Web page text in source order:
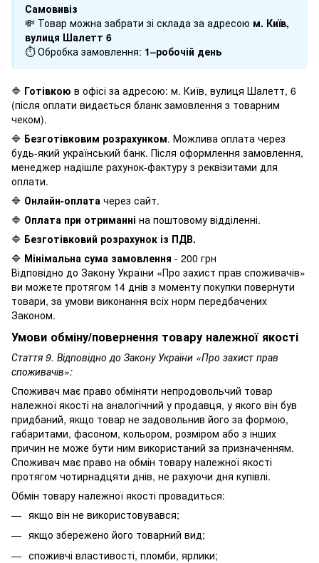
Самовивіз
💸 Товар можна забрати зі склада за адресою м. Київ,
вулиця Шалетт 6
⏱ Обробка замовлення: 1–робочій день
🔷 Готівкою в офісі за адресою: м. Київ, вулиця Шалетт, 6
(після оплати видається бланк замовлення з товарним
чеком).
🔷 Безготівковим розрахунком. Можлива оплата через
будь-який український банк. Після оформлення замовлення,
менеджер надішле рахунок-фактуру з реквізитами для
оплати.
🔷 Онлайн-оплата через сайт.
🔷 Оплата при отриманні на поштовому відділенні.
🔷 Безготівковий розрахунок із ПДВ.
🔷 Мінімальна сума замовлення - 200 грн
Відповідно до Закону України «Про захист прав споживачів»
ви можете протягом 14 днів з моменту покупки повернути
товари, за умови виконання всіх норм передбачених
Законом.
Умови обміну/повернення товару належної якості
Стаття 9. Відповідно до Закону України «Про захист прав
споживачів»:
Споживач має право обміняти непродовольчий товар
належної якості на аналогічний у продавця, у якого він був
придбаний, якщо товар не задовольнив його за формою,
габаритами, фасоном, кольором, розміром або з інших
причин не може бути ним використаний за призначенням.
Споживач має право на обмін товару належної якості
протягом чотирнадцяти днів, не рахуючи дня купівлі.
Обмін товару належної якості провадиться:
якщо він не використовувався;
якщо збережено його товарний вид;
споживчі властивості, пломби, ярлики;